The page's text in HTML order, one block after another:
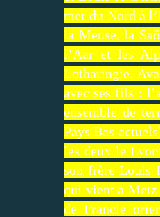
mer du Nord à
la Meuse, la
l’Aar et les
Lotharingie.
avec ses fils :
ensemble de
Pays Bas
les deux le
son frère Louis
qui vient à Metz
de Francie